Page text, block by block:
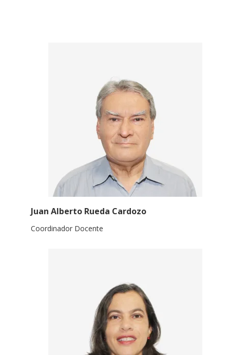
Juan Alberto Rueda Cardozo
Coordinador Docente